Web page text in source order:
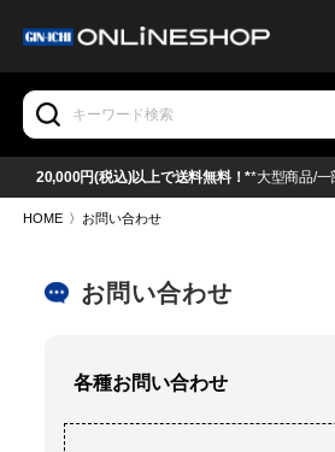
20,000円(税込)以上で送料無料！**大型商品/一
HOME 〉 お問い合わせ
お問い合わせ
各種お問い合わせ